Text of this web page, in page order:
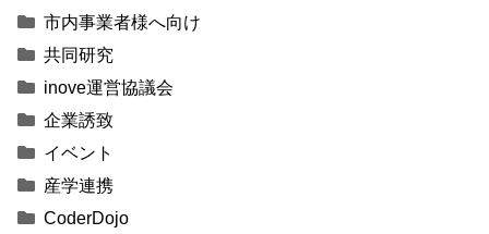
市内事業者様へ向け
共同研究
inove運営協議会
企業誘致
イベント
産学連携
CoderDojo